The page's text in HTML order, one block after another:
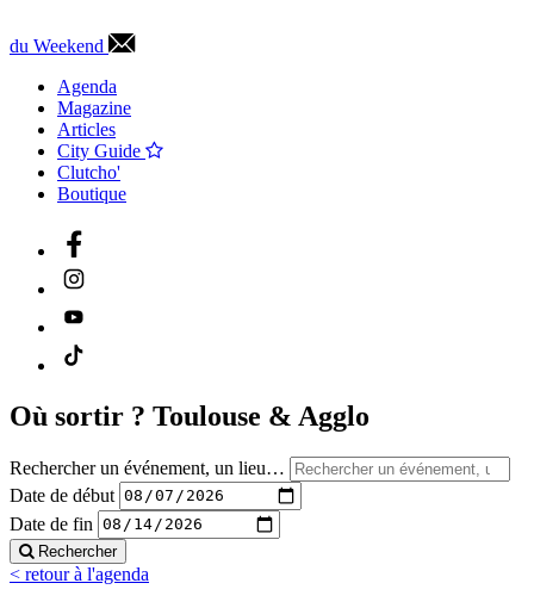
du Weekend
Agenda
Magazine
Articles
City Guide
Clutcho'
Boutique
Où sortir ? Toulouse & Agglo
Rechercher un événement, un lieu…
Date de début
Date de fin
Rechercher
< retour à l'agenda